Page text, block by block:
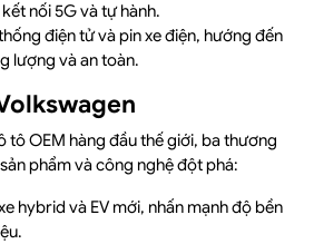
nối 5G và tự hành.
điện tử và pin xe điện, hướng đến
lượng và an toàn.
tô OEM hàng đầu thế giới, ba thương
phẩm và công nghệ đột phá:
hybrid và EV mới, nhấn mạnh độ bền